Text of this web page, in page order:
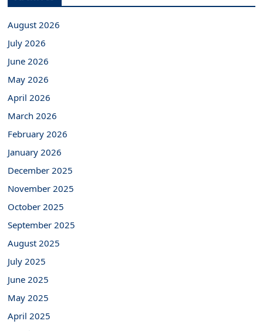
August 2026
July 2026
June 2026
May 2026
April 2026
March 2026
February 2026
January 2026
December 2025
November 2025
October 2025
September 2025
August 2025
July 2025
June 2025
May 2025
April 2025